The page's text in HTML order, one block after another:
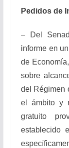
Pedidos de
– Del
informe en
de
sobre
del Régimen
el ámbito y
gratuito
establecido